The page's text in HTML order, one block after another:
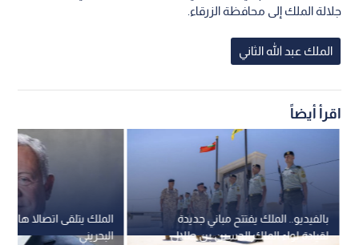
جلالة الملك إلى محافظة الزرقاء.
الملك عبد الله الثاني
اقرأ أيضاً
الملك يتلقى اتصالا
البحريني
بالفيديو.. الملك يفتتح مباني جديدة
لقيادة لواء الملك الحسين بن طلال